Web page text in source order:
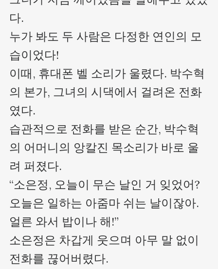
다.
누가 봐도 두 사람은 다정한 연인의 모
습이었다!
이때, 휴대폰 벨 소리가 울렸다. 박수혁
의 본가, 그녀의 시댁에서 걸려온 전화
였다.
습관적으로 전화를 받은 순간, 박수혁
의 어머니의 앙칼진 목소리가 바로 울
려 퍼졌다.
“소은정, 오늘이 무슨 날인 거 잊었어?
오늘은 일하는 아줌마 쉬는 날이잖아.
얼른 와서 밥이나 해!”
소은정은 차갑게 웃으며 아무 말 없이
전화를 끊어버렸다.